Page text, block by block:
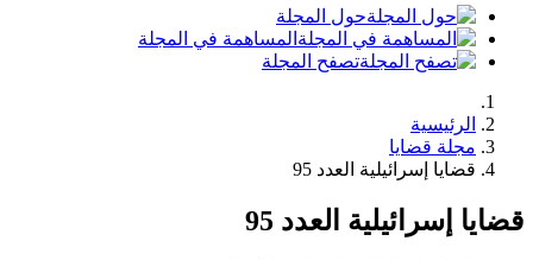
حول المجلة
المساهمة في المجلة
تصفح المجلة
الرئيسية
مجلة قضايا
قضايا إسرائيلية العدد 95
قضايا إسرائيلية العدد 95